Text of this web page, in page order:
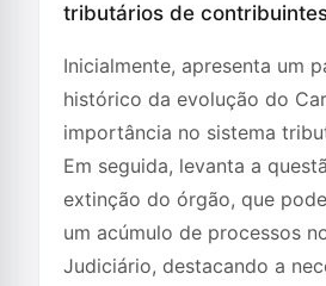
tributários de
Inicialmente, apresenta um
histórico da evolução do
importância no sistema
Em seguida, levanta a
extinção do órgão, que
um acúmulo de processos
Judiciário, destacando a